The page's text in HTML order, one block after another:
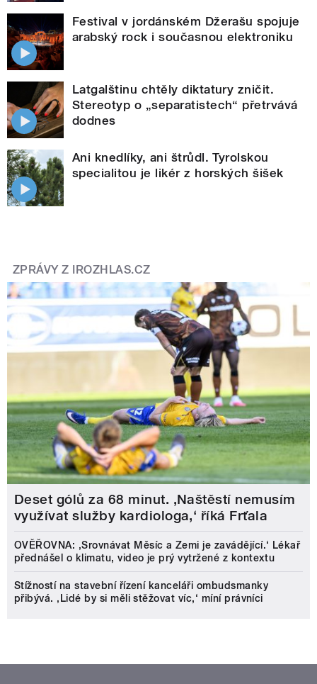
Festival v jordánském Džerašu spojuje
arabský rock i současnou elektroniku
Latgalštinu chtěly diktatury zničit.
Stereotyp o „separatistech“ přetrvává
dodnes
Ani knedlíky, ani štrůdl. Tyrolskou
specialitou je likér z horských šišek
ZPRÁVY Z IROZHLAS.CZ
Deset gólů za 68 minut. ,Naštěstí nemusím
využívat služby kardiologa,‘ říká Frťala
OVĚŘOVNA: ‚Srovnávat Měsíc a Zemi je zavádějící.‘ Lékař
přednášel o klimatu, video je prý vytržené z kontextu
Stížností na stavební řízení kanceláři ombudsmanky
přibývá. ‚Lidé by si měli stěžovat víc,‘ míní právníci